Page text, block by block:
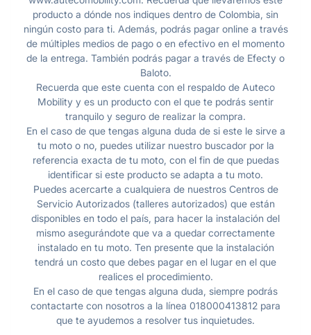
producto a dónde nos indiques dentro de Colombia, sin
ningún costo para ti. Además, podrás pagar online a través
de múltiples medios de pago o en efectivo en el momento
de la entrega. También podrás pagar a través de Efecty o
Baloto.
Recuerda que este cuenta con el respaldo de Auteco
Mobility y es un producto con el que te podrás sentir
tranquilo y seguro de realizar la compra.
En el caso de que tengas alguna duda de si este le sirve a
tu moto o no, puedes utilizar nuestro buscador por la
referencia exacta de tu moto, con el fin de que puedas
identificar si este producto se adapta a tu moto.
Puedes acercarte a cualquiera de nuestros Centros de
Servicio Autorizados (talleres autorizados) que están
disponibles en todo el país, para hacer la instalación del
mismo asegurándote que va a quedar correctamente
instalado en tu moto. Ten presente que la instalación
tendrá un costo que debes pagar en el lugar en el que
realices el procedimiento.
En el caso de que tengas alguna duda, siempre podrás
contactarte con nosotros a la línea 018000413812 para
que te ayudemos a resolver tus inquietudes.